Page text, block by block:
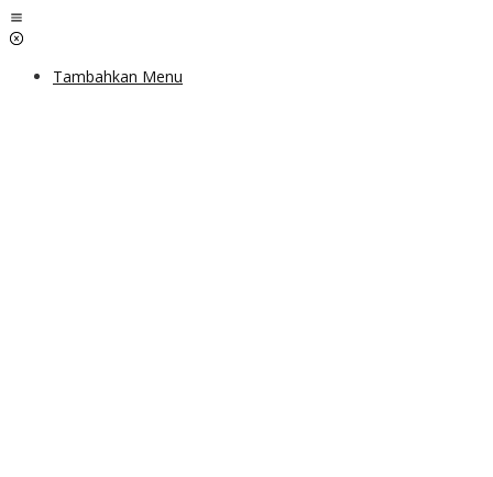
Lewati
ke
Tambahkan Menu